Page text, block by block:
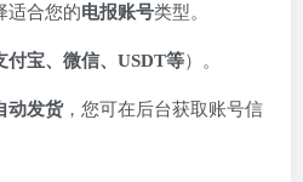
适合您的电报账号类型。
付宝、微信、USDT等）。
动发货，您可在后台获取账号信